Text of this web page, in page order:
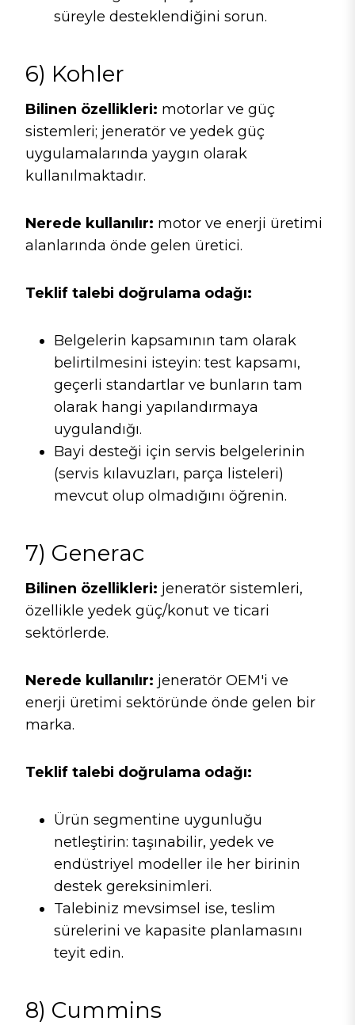
süreyle desteklendiğini sorun.
6) Kohler
Bilinen özellikleri: motorlar ve güç
sistemleri; jeneratör ve yedek güç
uygulamalarında yaygın olarak
kullanılmaktadır.
Nerede kullanılır: motor ve enerji üretimi
alanlarında önde gelen üretici.
Teklif talebi doğrulama odağı:
Belgelerin kapsamının tam olarak
belirtilmesini isteyin: test kapsamı,
geçerli standartlar ve bunların tam
olarak hangi yapılandırmaya
uygulandığı.
Bayi desteği için servis belgelerinin
(servis kılavuzları, parça listeleri)
mevcut olup olmadığını öğrenin.
7) Generac
Bilinen özellikleri: jeneratör sistemleri,
özellikle yedek güç/konut ve ticari
sektörlerde.
Nerede kullanılır: jeneratör OEM'i ve
enerji üretimi sektöründe önde gelen bir
marka.
Teklif talebi doğrulama odağı:
Ürün segmentine uygunluğu
netleştirin: taşınabilir, yedek ve
endüstriyel modeller ile her birinin
destek gereksinimleri.
Talebiniz mevsimsel ise, teslim
sürelerini ve kapasite planlamasını
teyit edin.
8) Cummins